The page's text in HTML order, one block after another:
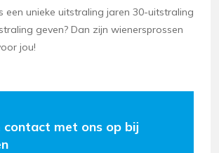
een unieke uitstraling jaren 30-uitstraling
geven? Dan zijn wienersprossen
jou!
contact met ons op bij